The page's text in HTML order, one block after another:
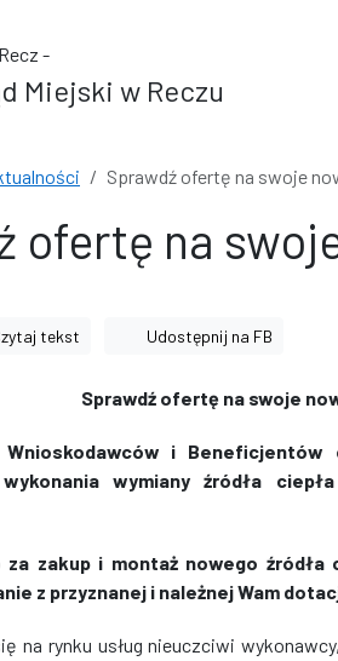
-
Miejski w Reczu
Sprawdź ofertę na swoje
ofertę na
tekst Udostępnij na FB
Sprawdź ofertę na swoje
Wnioskodawców i
wymiany źródła
za zakup i montaż nowego
z przyznanej i należnej Wam
na rynku usług nieuczciwi